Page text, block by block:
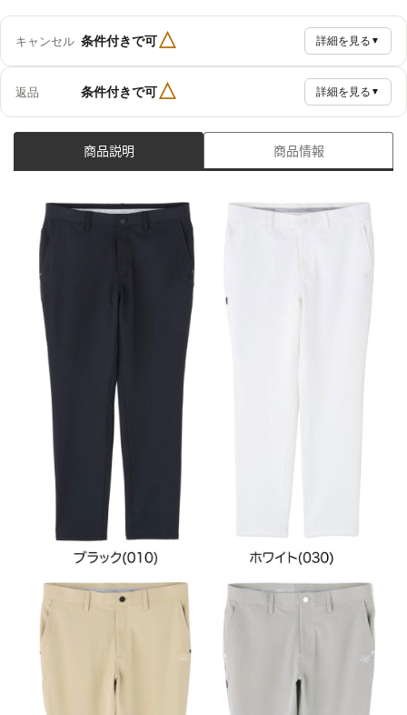
キャンセル 条件付きで可△ 詳細を見る ▼
返品 条件付きで可△ 詳細を見る ▼
商品説明 商品情報